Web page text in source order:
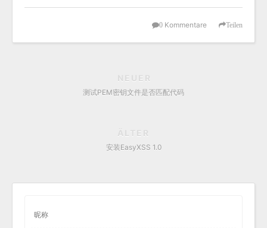
Teilen
0 Kommentare
NEUER
测试PEM密钥文件是否匹配代码
ÄLTER
安装EasyXSS 1.0